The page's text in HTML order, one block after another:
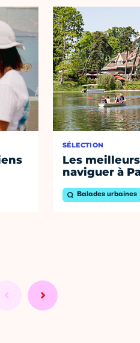
SÉLECTION
Les
naviguer à
Balades urbaines